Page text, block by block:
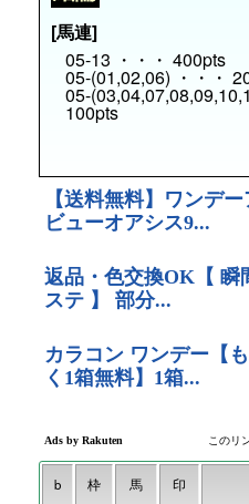
[馬連]
05-13 ・・・ 400pts
05-(01,02,06) ・・・
05-
100pts
b 枠 馬 印